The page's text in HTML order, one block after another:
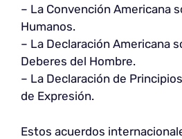
– La Convención Americana
Humanos.
– La Declaración Americana
Deberes del Hombre.
– La Declaración de
de Expresión.
Estos acuerdos